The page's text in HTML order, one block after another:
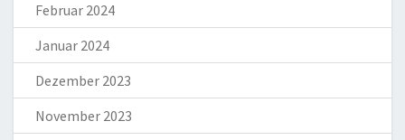
Februar 2024
Januar 2024
Dezember 2023
November 2023